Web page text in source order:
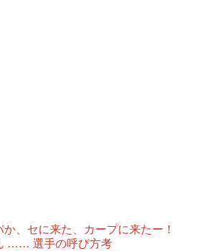
、セに来た、カープに来たー！
…… 選手の呼び方考